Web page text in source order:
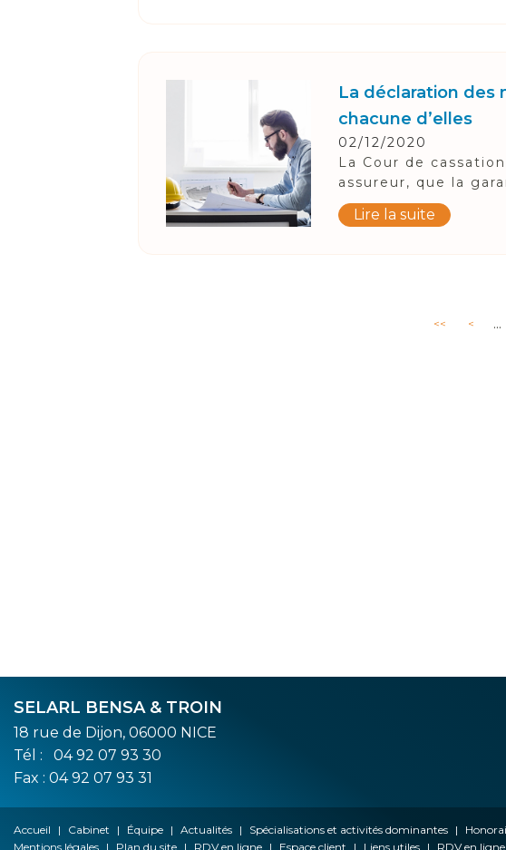
La déclaration des
chacune d’elles
02/12/2020
La Cour de
assureur, que la
Lire la suite
<< < ...
SELARL BENSA & TROIN
18 rue de Dijon, 06000 NICE
Tél :
04 92 07 93 30
Fax : 04 92 07 93 31
Accueil Cabinet Équipe Actualités Spécialisations et activités dominantes
Mentions légales
Plan du site RDV en ligne Espace client Liens utiles RDV en